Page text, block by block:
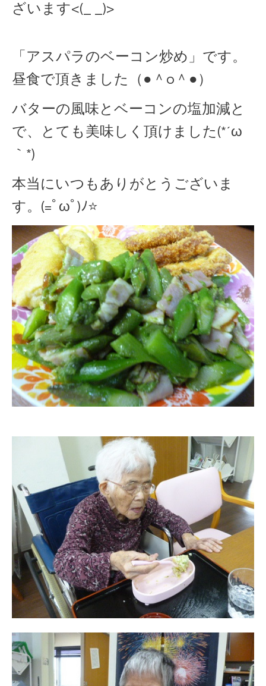
ざいます<(_ _)>
「アスパラのベーコン炒め」です。
昼食で頂きました（●＾o＾●）
バターの風味とベーコンの塩加減と
で、とても美味しく頂けました(*´ω
｀*)
本当にいつもありがとうございま
す。(=ﾟωﾟ)ﾉ⭐